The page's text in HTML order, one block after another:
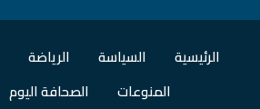
الرئيسية السياسة الرياضة
المنوعات
الصحافة اليوم